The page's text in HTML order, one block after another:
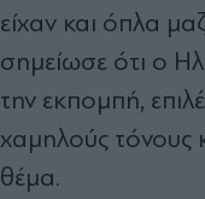
είχαν και όπλα
σημείωσε ότι ο
την εκπομπή,
χαμηλούς τόνους
θέμα.